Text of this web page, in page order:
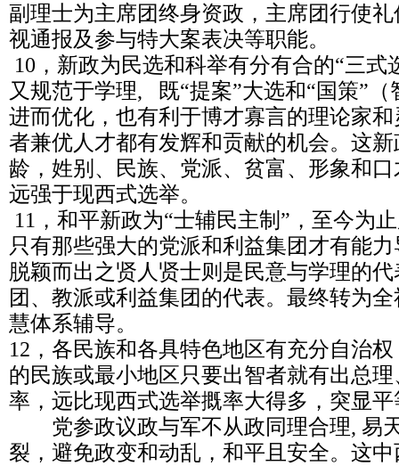
副理士为主席团终身资政，主席团行使
视通报及参与特大案表决等职能。
10，新政为民选和科举有分有合的“三式
又规范于学理, 既“提案”大选和“国策”
进而优化，也有利于博才寡言的理论家
者兼优人才都有发辉和贡献的机会。这
龄，姓别、民族、党派、贫富、形象和
远强于现西式选举。
11，和平新政为“士辅民主制”，至今为
只有那些强大的党派和利益集团才有能
脱颖而出之贤人贤士则是民意与学理的
团、教派或利益集团的代表。最终转为
慧体系辅导。
12，各民族和各具特色地区有充分自治
的民族或最小地区只要出智者就有出总
率，远比现西式选举摡率大得多，突显
党参政议政与军不从政同理合理, 易
裂，避免政变和动乱，和平且安全。这